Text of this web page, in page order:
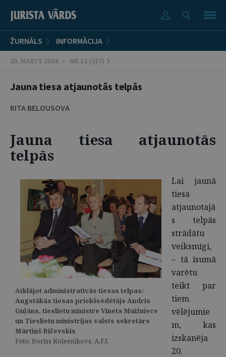
ŽURNĀLS INFORMĀCIJA
30. MARTS 2004 • NR.12 (317)
Jauna tiesa atjaunotās telpās
RITA BELOUSOVA
Jauna tiesa atjaunotās
telpās
Atklājot administratīvās tiesas telpas:
Augstākās tiesas priekšsēdētājs Andris
Guļāns, tieslietu ministre Vineta Muižniece
un Tieslietu ministrijas valsts sekretārs
Mārtiņš Bičevskis
Foto: Boriss Koļesņikovs, A.F.I.
Lai jaunā
tiesa
atjaunotajā
s telpās
strādātu
veiksmīgi,
– tā īsumā
varētu
teikt par
tiem
vēlējumie
m, kas
izskanēja
20.